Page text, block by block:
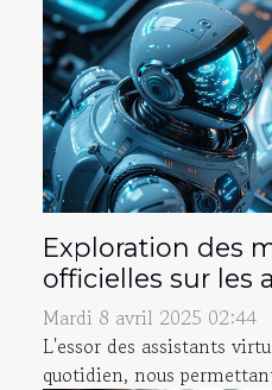
Exploration des
officielles sur les
Mardi 8 avril 2025 02:44
L'essor des assistants
quotidien, nous